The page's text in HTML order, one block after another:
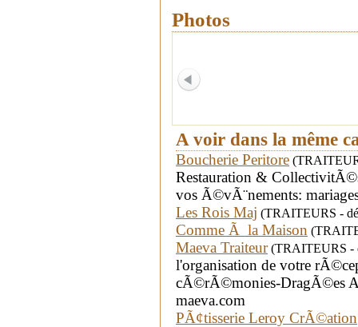
Photos
A voir dans la même
Boucherie Peritore
Restauration &
vos Ã©vÃ¨nements:
Les Rois Maj (TRAITEURS -
Comme Ã la Maison
Maeva Traiteur(TRAITEURS -
l'organisation de votre
cÃ©rÃ©monies-DragÃ©es
maeva.com
PÃ¢tisserie Leroy CrÃ©ation